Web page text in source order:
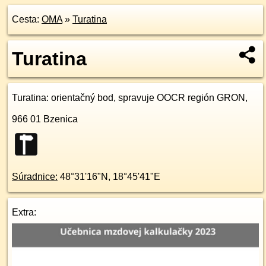
Cesta: OMA» Turatina
Turatina
Turatina: orientačný bod, spravuje OOCR región GRON,
966 01 Bzenica
Súradnice: 48°31'16"N , 18°45'41"E
Extra: